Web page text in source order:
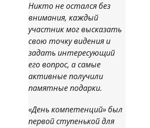
Никто не остался без
внимания, каждый
участник мог высказать
свою точку видения и
задать интересующий
его вопрос, а самые
активные получили
памятные подарки.
«День компетенций» был
первой ступенькой для